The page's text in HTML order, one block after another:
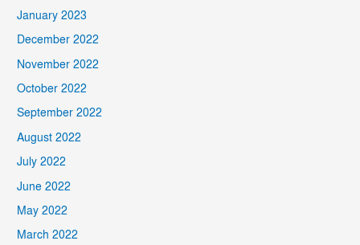
January 2023
December 2022
November 2022
October 2022
September 2022
August 2022
July 2022
June 2022
May 2022
March 2022